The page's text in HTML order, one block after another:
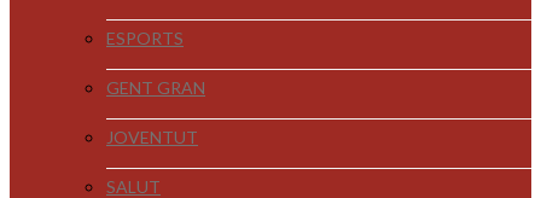
ESPORTS
GENT GRAN
JOVENTUT
SALUT